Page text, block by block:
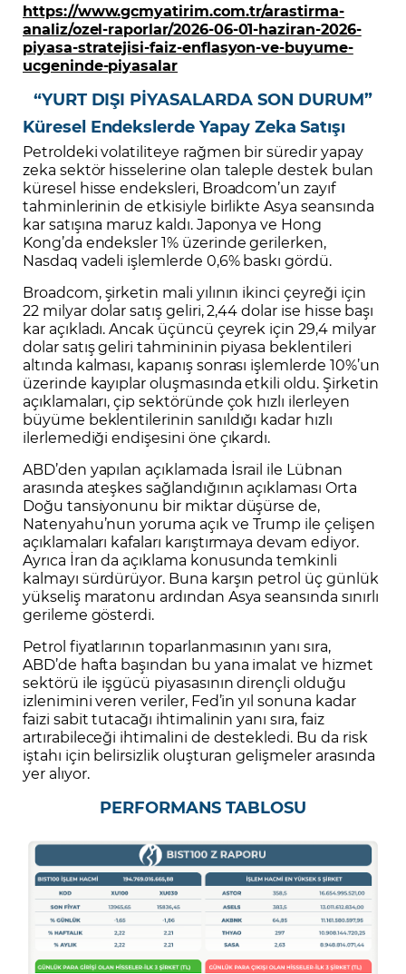
https://www.gcmyatirim.com.tr/arastirma-
analiz/ozel-raporlar/2026-06-01-haziran-2026-
piyasa-stratejisi-faiz-enflasyon-ve-buyume-
ucgeninde-piyasalar
“YURT DIŞI PİYASALARDA SON DURUM”
Küresel Endekslerde Yapay Zeka Satışı
Petroldeki volatiliteye rağmen bir süredir yapay
zeka sektör hisselerine olan taleple destek bulan
küresel hisse endeksleri, Broadcom’un zayıf
tahminlerinin de etkisiyle birlikte Asya seansında
kar satışına maruz kaldı. Japonya ve Hong
Kong’da endeksler 1% üzerinde gerilerken,
Nasdaq vadeli işlemlerde 0,6% baskı gördü.
Broadcom, şirketin mali yılının ikinci çeyreği için
22 milyar dolar satış geliri, 2,44 dolar ise hisse başı
kar açıkladı. Ancak üçüncü çeyrek için 29,4 milyar
dolar satış geliri tahmininin piyasa beklentileri
altında kalması, kapanış sonrası işlemlerde 10%’un
üzerinde kayıplar oluşmasında etkili oldu. Şirketin
açıklamaları, çip sektöründe çok hızlı ilerleyen
büyüme beklentilerinin sanıldığı kadar hızlı
ilerlemediği endişesini öne çıkardı.
ABD’den yapılan açıklamada İsrail ile Lübnan
arasında ateşkes sağlandığının açıklaması Orta
Doğu tansiyonunu bir miktar düşürse de,
Natenyahu’nun yoruma açık ve Trump ile çelişen
açıklamaları kafaları karıştırmaya devam ediyor.
Ayrıca İran da açıklama konusunda temkinli
kalmayı sürdürüyor. Buna karşın petrol üç günlük
yükseliş maratonu ardından Asya seansında sınırlı
gerileme gösterdi.
Petrol fiyatlarının toparlanmasının yanı sıra,
ABD’de hafta başından bu yana imalat ve hizmet
sektörü ile işgücü piyasasının dirençli olduğu
izlenimini veren veriler, Fed’in yıl sonuna kadar
faizi sabit tutacağı ihtimalinin yanı sıra, faiz
artırabileceği ihtimalini de destekledi. Bu da risk
iştahı için belirsizlik oluşturan gelişmeler arasında
yer alıyor.
PERFORMANS TABLOSU